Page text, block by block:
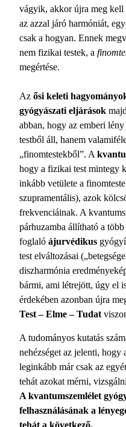
vágyik, akkor újra meg kell
az azzal járó harmóniát,
csak a hogyan. Ennek
nem fizikai testek, a
megértése.
Az ősi keleti
gyógyászati eljárások
abban, hogy az emberi
testből áll, hanem
„finomtestekből”. A
hogy a fizikai test mintegy
inkább vetülete a
szupramentális), azok
frekvenciáinak. A
párhuzamba állítható a több
foglaló ájurvédikus
test elváltozásai
diszharmónia
bármi, ami létrejött, úgy el
érdekében azonban újra
Test – Elme – Tudat
A tudományos kutatás
nehézséget az jelenti, hogy
leginkább már csak az
tehát azokat mérni,
A kvantumszemlélet
felhasználásának a
tehát a következő.